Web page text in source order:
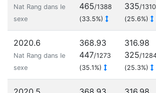
Nat Rang dans le
sexe
465/1388
(33.5%)
335/1310
(25.6%)
2020.6
Nat Rang dans le
sexe
368.93
447/1273
(35.1%)
316.98
325/
(25.3%)